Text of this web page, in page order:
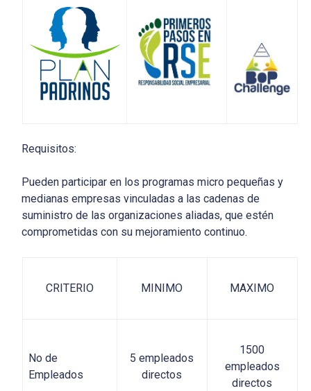
Requisitos:
Pueden participar en los programas micro pequeñas y
medianas empresas vinculadas a las cadenas de
suministro de las organizaciones aliadas, que estén
comprometidas con su mejoramiento continuo.
CRITERIO MINIMO MAXIMO
No de
Empleados
5 empleados
directos
1500
empleados
directos